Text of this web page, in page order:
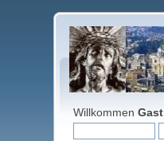
WillkommenGast